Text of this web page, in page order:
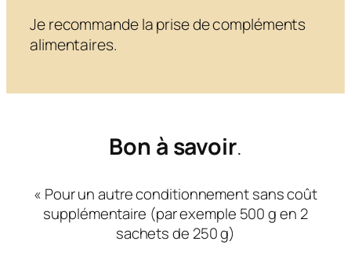
Je recommande la prise de compléments
alimentaires.
Bon à savoir.
« Pour un autre conditionnement sans coût
supplémentaire (par exemple 500 g en 2
sachets de 250 g)